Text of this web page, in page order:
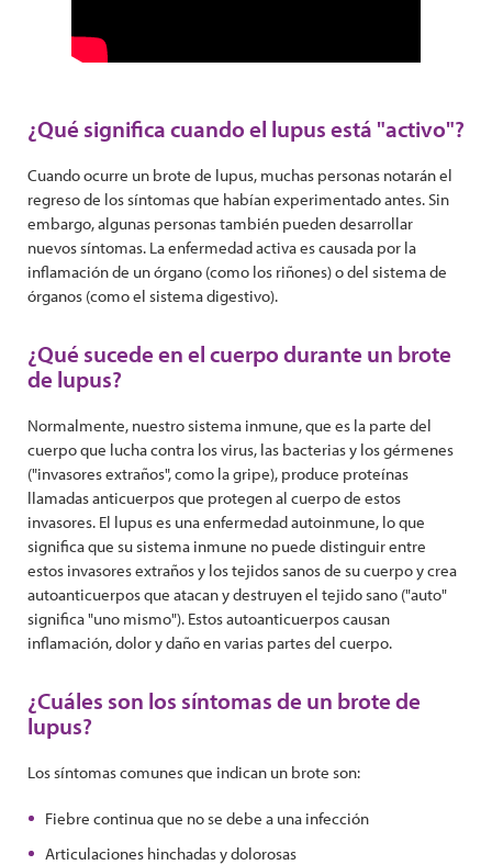
¿Qué significa cuando el lupus está "activo"?
Cuando ocurre un brote de lupus, muchas personas notarán el
regreso de los síntomas que habían experimentado antes. Sin
embargo, algunas personas también pueden desarrollar
nuevos síntomas. La enfermedad activa es causada por la
inflamación de un órgano (como los riñones) o del sistema de
órganos (como el sistema digestivo).
¿Qué sucede en el cuerpo durante un brote
de lupus?
Normalmente, nuestro sistema inmune, que es la parte del
cuerpo que lucha contra los virus, las bacterias y los gérmenes
("invasores extraños", como la gripe), produce proteínas
llamadas anticuerpos que protegen al cuerpo de estos
invasores. El lupus es una enfermedad autoinmune, lo que
significa que su sistema inmune no puede distinguir entre
estos invasores extraños y los tejidos sanos de su cuerpo y crea
autoanticuerpos que atacan y destruyen el tejido sano ("auto"
significa "uno mismo"). Estos autoanticuerpos causan
inflamación, dolor y daño en varias partes del cuerpo.
¿Cuáles son los síntomas de un brote de
lupus?
Los síntomas comunes que indican un brote son:
Fiebre continua que no se debe a una infección
Articulaciones hinchadas y dolorosas